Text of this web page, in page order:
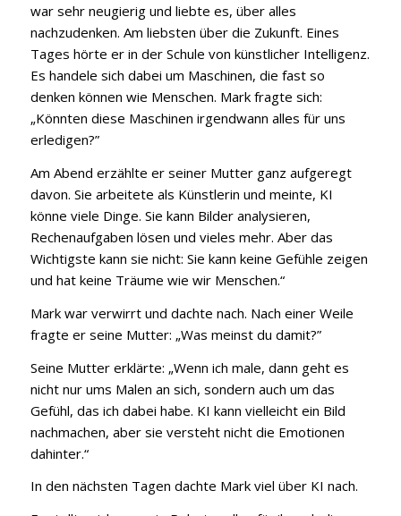
war sehr neugierig und liebte es, über alles
nachzudenken. Am liebsten über die Zukunft. Eines
Tages hörte er in der Schule von künstlicher Intelligenz.
Es handele sich dabei um Maschinen, die fast so
denken können wie Menschen. Mark fragte sich:
„Könnten diese Maschinen irgendwann alles für uns
erledigen?”
Am Abend erzählte er seiner Mutter ganz aufgeregt
davon. Sie arbeitete als Künstlerin und meinte, KI
könne viele Dinge. Sie kann Bilder analysieren,
Rechenaufgaben lösen und vieles mehr. Aber das
Wichtigste kann sie nicht: Sie kann keine Gefühle zeigen
und hat keine Träume wie wir Menschen.“
Mark war verwirrt und dachte nach. Nach einer Weile
fragte er seine Mutter: „Was meinst du damit?”
Seine Mutter erklärte: „Wenn ich male, dann geht es
nicht nur ums Malen an sich, sondern auch um das
Gefühl, das ich dabei habe. KI kann vielleicht ein Bild
nachmachen, aber sie versteht nicht die Emotionen
dahinter.“
In den nächsten Tagen dachte Mark viel über KI nach.